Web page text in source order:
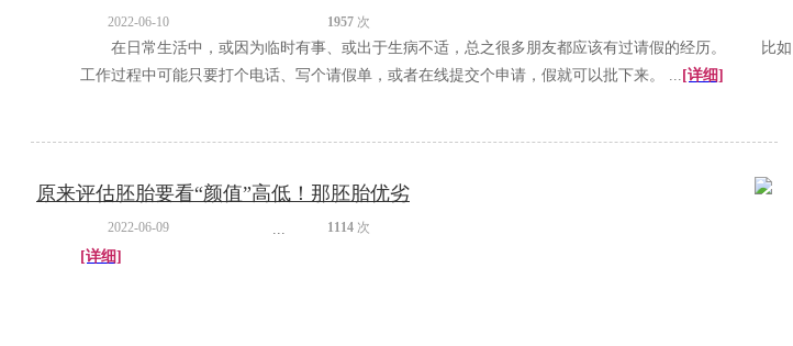
2022-06-10 1957 次
在日常生活中，或因为临时有事、或出于生病不适，总之很多朋友都应该有过请假的经历。 比如
工作过程中可能只要打个电话、写个请假单，或者在线提交个申请，假就可以批下来。 ... [详细]
原来评估胚胎要看“颜值”高低！那胚胎优劣
2022-06-09 1114 次
[详细]